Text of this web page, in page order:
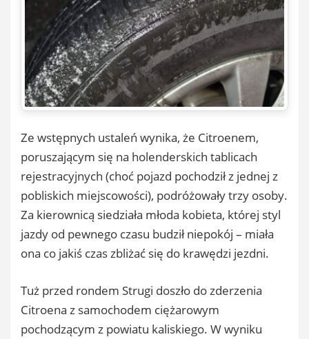
Ze wstępnych ustaleń wynika, że Citroenem,
poruszającym się na holenderskich tablicach
rejestracyjnych (choć pojazd pochodził z jednej z
pobliskich miejscowości), podróżowały trzy osoby.
Za kierownicą siedziała młoda kobieta, której styl
jazdy od pewnego czasu budził niepokój – miała
ona co jakiś czas zbliżać się do krawędzi jezdni.
Tuż przed rondem Strugi doszło do zderzenia
Citroena z samochodem ciężarowym
pochodzącym z powiatu kaliskiego. W wyniku